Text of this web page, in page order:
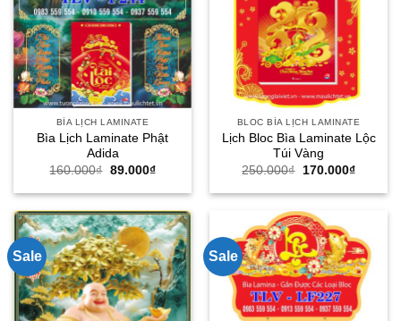
BÌA LỊCH LAMINATE
Bìa Lịch Laminate Phật
Adida
160.000₫ Giá
là:
89.000₫Giá
tại
89.000₫.
BLOC BÌA LỊCH LAMINATE
Lịch Bloc Bìa Laminate Lộc
Túi Vàng
250.000₫
Giá
là:
170.000₫Giá
tại
Sale Sale